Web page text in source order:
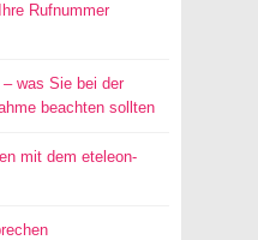
Rufnummer
was Sie bei der
beachten sollten
mit dem eteleon-